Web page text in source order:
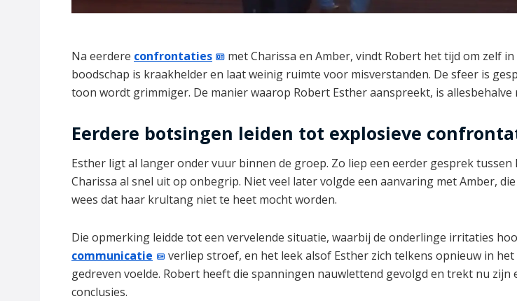
Na eerdere confrontaties
met Charissa en Amber, vindt Robert het tijd om zelf
boodschap is kraakhelder en laat weinig ruimte voor misverstanden. De sfeer is
toon wordt grimmiger. De manier waarop Robert Esther aanspreekt, is allesbehalve
Eerdere botsingen leiden tot explosieve
Esther ligt al langer onder vuur binnen de groep. Zo liep een eerder gesprek tussen
Charissa al snel uit op onbegrip. Niet veel later volgde een aanvaring met Amber,
wees dat haar krultang niet te heet mocht worden.
Die opmerking leidde tot een vervelende situatie, waarbij de onderlinge irritaties
communicatie
verliep stroef, en het leek alsof Esther zich telkens opnieuw in
gedreven voelde. Robert heeft die spanningen nauwlettend gevolgd en trekt nu zijn
conclusies.